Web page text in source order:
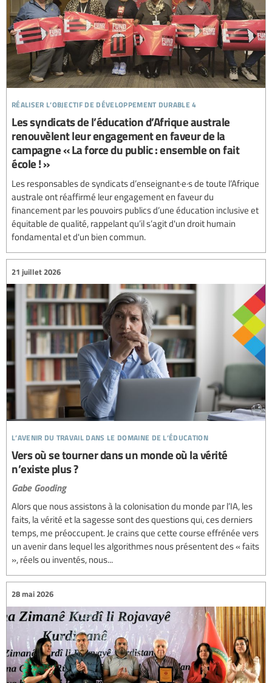
réaliser l’objectif de développement durable 4
Les syndicats de l’éducation d’Afrique australe
renouvèlent leur engagement en faveur de la
campagne « La force du public : ensemble on fait
école ! »
Les responsables de syndicats d’enseignant·e·s de toute l’Afrique
australe ont réaffirmé leur engagement en faveur du
financement par les pouvoirs publics d’une éducation inclusive et
équitable de qualité, rappelant qu’il s’agit d'un droit humain
fondamental et d'un bien commun.
l’avenir du travail dans le domaine de l’éducation
21 juillet 2026
Vers où se tourner dans un monde où la vérité
n’existe plus ?
Gabe Gooding
Alors que nous assistons à la colonisation du monde par l’IA, les
faits, la vérité et la sagesse sont des questions qui, ces derniers
temps, me préoccupent. Je crains que cette course effrénée vers
un avenir dans lequel les algorithmes nous présentent des « faits
», réels ou inventés, nous...
28 mai 2026